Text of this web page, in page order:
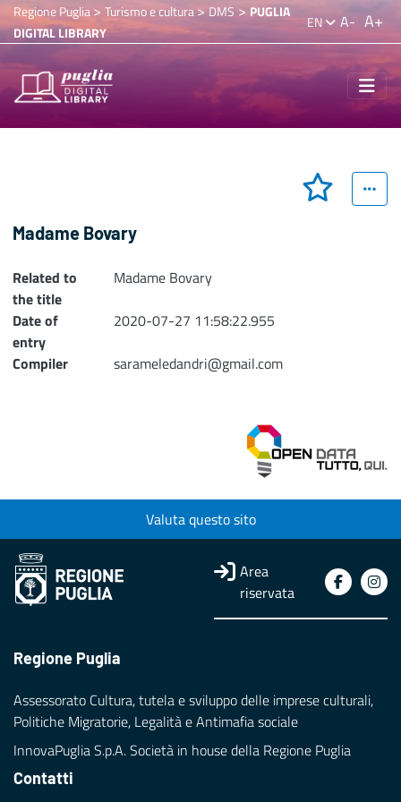
Regione Puglia> Turismo e cultura>DMS > PUGLIA
DIGITAL LIBRARY
EN A- A+
Madame Bovary
Related to
the title
Madame Bovary
Date of
entry
2020-07-27 11:58:22.955
Compiler
sarameledandri@gmail.com
Valuta questo sito
Area
riservata
Regione Puglia
Assessorato Cultura, tutela e sviluppo delle imprese culturali,
Politiche Migratorie, Legalità e Antimafia sociale
InnovaPuglia S.p.A. Società in house della Regione Puglia
Contatti